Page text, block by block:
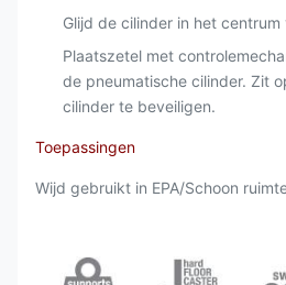
Glijd de cilinder in het centrum
Plaatszetel met
de pneumatische cilinder. Zit
cilinder te beveiligen.
Toepassingen
Wijd gebruikt in EPA/Schoon